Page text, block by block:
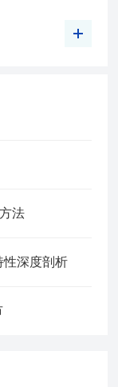
法
性深度剖析